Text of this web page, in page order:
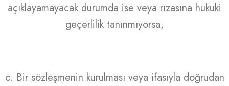
açıklayamayacak durumda ise veya rızasına hukuki
geçerlilik tanınmıyorsa,
c. Bir sözleşmenin kurulması veya ifasıyla doğrudan